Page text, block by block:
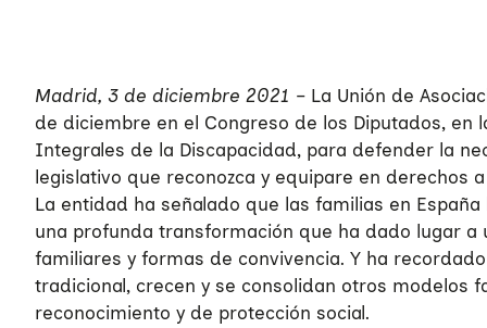
Madrid, 3 de diciembre 2021 – La Unión de
de diciembre en el Congreso de los Diputados, en
Integrales de la Discapacidad, para defender la
legislativo que reconozca y equipare en derechos
La entidad ha señalado que las familias en
una profunda transformación que ha dado lugar
familiares y formas de convivencia. Y ha
tradicional, crecen y se consolidan otros modelos
reconocimiento y de protección social.